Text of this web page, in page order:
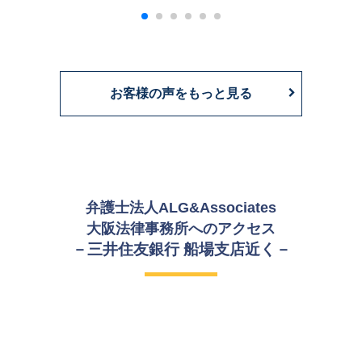
お客様の声をもっと見る
弁護士法人ALG&Associates
大阪法律事務所へのアクセス
－三井住友銀行 船場支店近く－